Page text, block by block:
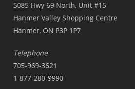
5085 Hwy 69 North, Unit #15
Hanmer Valley Shopping Centre
Hanmer, ON P3P 1P7
Telephone
705-969-3621
1-877-280-9990